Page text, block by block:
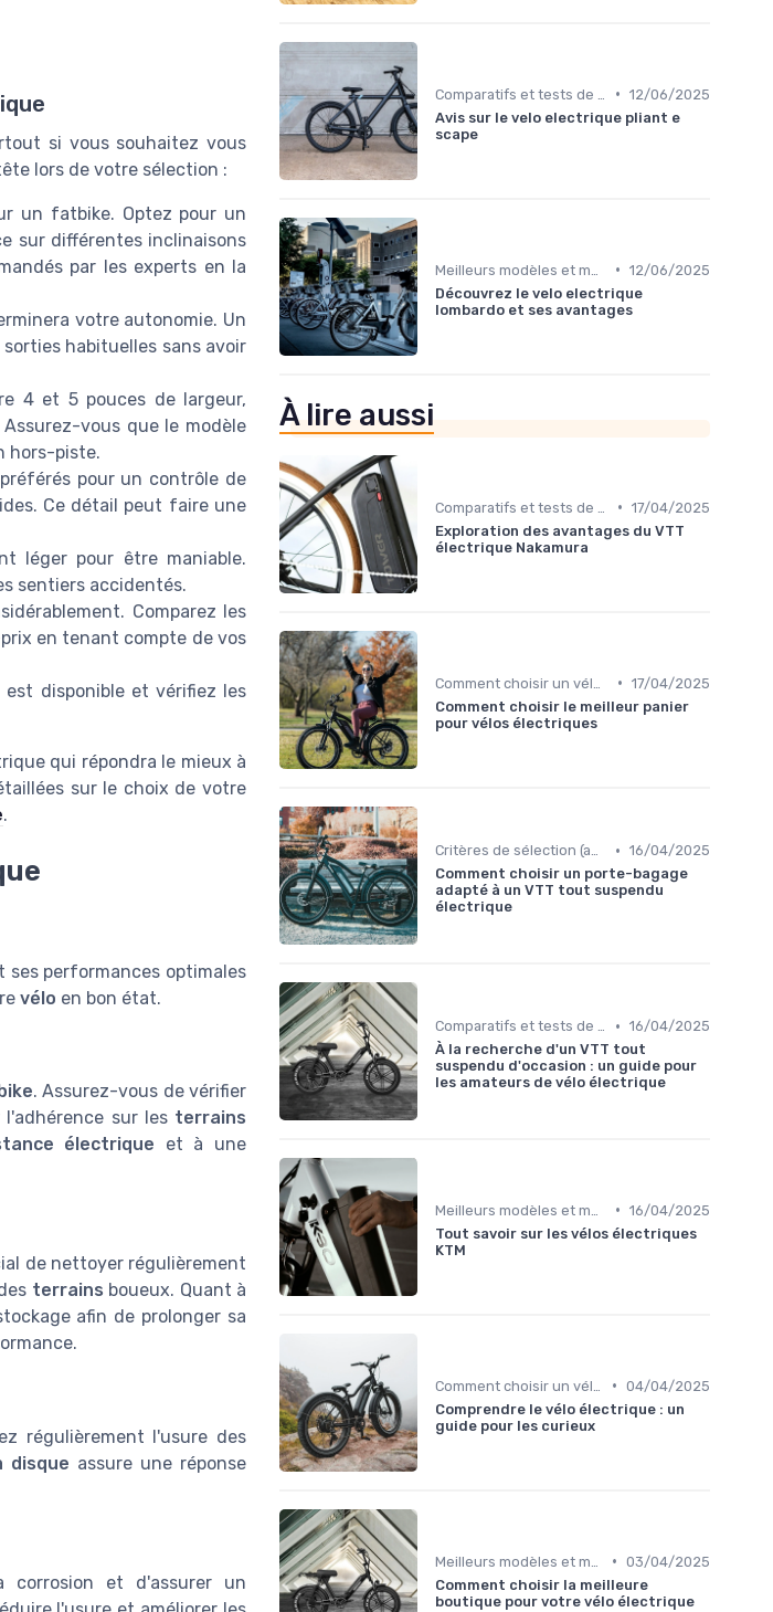
si vous souhaitez vous
lors de votre sélection :
un fatbike. Optez pour un
sur différentes inclinaisons
par les experts en la
votre autonomie. Un
habituelles sans avoir
4 et 5 pouces de largeur,
vous que le modèle
hors-piste.
pour un contrôle de
Ce détail peut faire une
léger pour être maniable.
sentiers accidentés.
Comparez les
en tenant compte de vos
disponible et vérifiez les
qui répondra le mieux à
sur le choix de votre
.
performances optimales
vélo en bon état.
. Assurez-vous de vérifier
sur les terrains
électrique et à une
de nettoyer régulièrement
terrains boueux. Quant à
afin de prolonger sa
régulièrement l'usure des
disque assure une réponse
corrosion et d'assurer un
• 12/06/2025
Avis sur le velo electrique pliant e
scape
• 12/06/2025
Découvrez le velo electrique
lombardo et ses avantages
À lire aussi
• 17/04/2025
Exploration des avantages du VTT
électrique Nakamura
• 17/04/2025
Comment choisir le meilleur panier
pour vélos électriques
Critères de sélection (autonomie, puissance, poids) • 16/04/2025
Comment choisir un porte-bagage
adapté à un VTT tout suspendu
électrique
Comparatifs et tests de vélos électriques • 16/04/2025
À la recherche d'un VTT tout
suspendu d'occasion : un guide pour
les amateurs de vélo électrique
• 16/04/2025
Tout savoir sur les vélos électriques
KTM
• 04/04/2025
Comprendre le vélo électrique : un
guide pour les curieux
• 03/04/2025
Comment choisir la meilleure
boutique pour votre vélo électrique